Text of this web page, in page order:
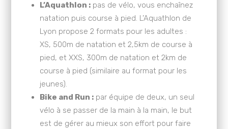
L’Aquathlon :pas de vélo, vous enchaînez
natation puis course à pied. L’Aquathlon de
Lyon propose 2 formats pour les adultes :
XS, 500m de natation et 2,5km de course à
pied, et XXS, 300m de natation et 2km de
course à pied (similaire au format pour les
jeunes).
Bike and Run :par équipe de deux, un seul
vélo à se passer de la main à la main, le but
est de gérer au mieux son effort pour faire